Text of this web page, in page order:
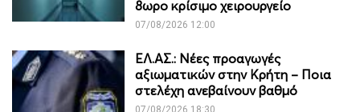
8ωρο κρίσιμο χειρουργείο
07/08/2026 12:00
ΕΛ.ΑΣ.: Νέες προαγωγές
αξιωματικών στην Κρήτη – Ποια
στελέχη ανεβαίνουν βαθμό
07/08/2026 18:30